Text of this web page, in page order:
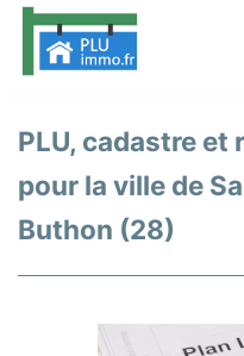
PLU, cadastre et
pour la ville de
Buthon (28)